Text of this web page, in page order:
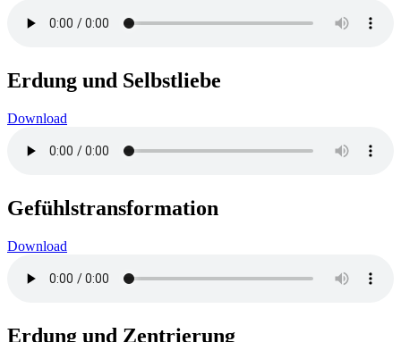
Erdung und Selbstliebe
Download
Gefühlstransformation
Download
Erdung und Zentrierung